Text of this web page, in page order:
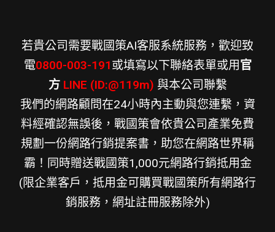
若貴公司需要戰國策AI客服系統服務，歡迎致
電0800-003-191或填寫以下聯絡表單或用官
方 LINE (ID:@119m) 與本公司聯繫
我們的網路顧問在24小時內主動與您連繫，資
料經確認無誤後，戰國策會依貴公司產業免費
規劃一份網路行銷提案書，助您在網路世界稱
霸！同時贈送戰國策1,000元網路行銷抵用金
(限企業客戶，抵用金可購買戰國策所有網路行
銷服務，網址註冊服務除外)